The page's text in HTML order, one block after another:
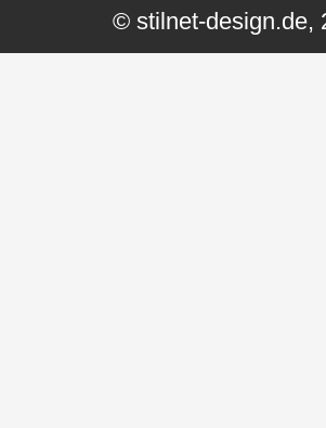
© stilnet-design.de,